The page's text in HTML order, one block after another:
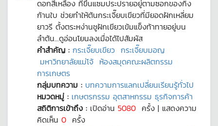
ดอกสีเหลือง ที่ขึ้นแซมประปรายอยู่ตามซอกของกิ่ง
ก้านใบ ช่วยทำให้ต้นกระเจี๊ยบเขียวที่มียอดฝักเหลี่ยม
ยาวรี ตั้งตระหง่านชูฝักเขียวเข้มแข็งท้าทายอยู่บน
ลำต้น...ดูอ่อนโยนลงเมื่อได้ไปสัมผัส
คำสำคัญ : กระเจี๊ยบเขียว กระเจี๊ยบมอญ
มหาวิทยาลัยแม่โจ้ ห้องสมุดคณะผลิตกรรม
การเกษตร
กลุ่มบทความ : บทความการแลกเปลี่ยนเรียนรู้ทั่วไป
หมวดหมู่ : เกษตรกรรม อุตสาหกรรม ธุรกิจการค้า
สถิติการเข้าถึง : เปิดอ่าน 5080 ครั้ง | แสดงความ
คิดเห็น 0 ครั้ง